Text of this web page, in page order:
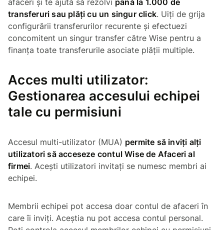
transferuri sau plăți cu un singur click. Uiți de grija
configurării transferurilor recurente și efectuezi
concomitent un singur transfer către Wise pentru a
finanța toate transferurile asociate plății multiple.
Acces multi utilizator:
Gestionarea accesului echipei
tale cu permisiuni
Accesul multi-utilizator (MUA) permite să inviți alți
utilizatori să acceseze contul Wise de Afaceri al
firmei. Acești utilizatori invitați se numesc membri ai
echipei.
Membrii echipei pot accesa doar contul de afaceri în
care îi inviți. Aceștia nu pot accesa contul personal.